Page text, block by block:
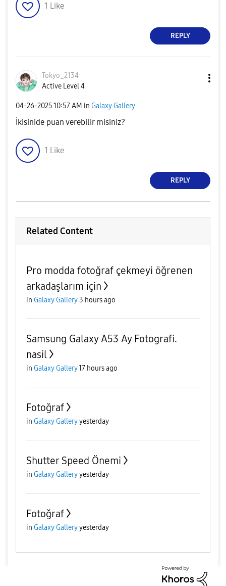
1 Like
REPLY
Tokyo_2134
Active Level 4
‎04-26-202510:57 AM in Galaxy Gallery
İkisinide puan verebilir misiniz?
1 Like
REPLY
Related Content
Pro modda fotoğraf çekmeyi öğrenen
arkadaşlarım için
in Galaxy Gallery3 hours ago
Samsung Galaxy A53 Ay Fotografi.
nasil
in Galaxy Gallery17 hours ago
Fotoğraf
in Galaxy Galleryyesterday
Shutter Speed Önemi
in Galaxy Galleryyesterday
Fotoğraf
in Galaxy Galleryyesterday